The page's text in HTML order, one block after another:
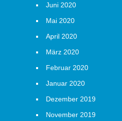
Juni 2020
Mai 2020
April 2020
März 2020
Februar 2020
Januar 2020
Dezember 2019
November 2019